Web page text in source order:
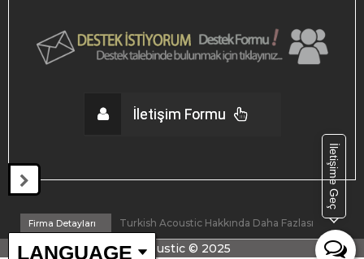
LANGUAGE
İletişime Geç
İletişim Formu
Firma Detayları Turkish Acoustic Hakkında Daha Fazlası
By Company Turkish Acoustic © 2025